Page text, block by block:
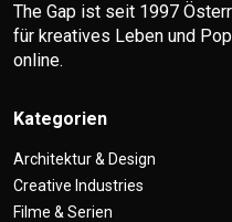
The Gap ist seit 1997
für kreatives Leben und
online.
Kategorien
Architektur & Design
Creative Industries
Filme & Serien